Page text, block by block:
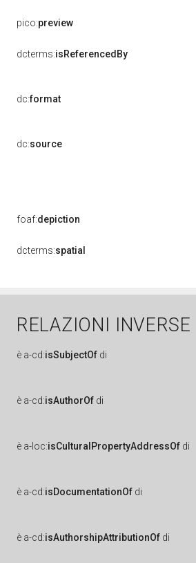
pico:preview
dcterms:isReferencedBy
dc:format
dc:source
foaf:depiction
dcterms:spatial
RELAZIONI INVERSE
è a-cd:isSubjectOf di
è a-cd:isAuthorOf di
è a-loc:isCulturalPropertyAddressOf di
è a-cd:isDocumentationOf di
è a-cd:isAuthorshipAttributionOf di